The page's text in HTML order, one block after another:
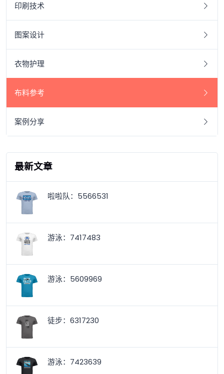
印刷技术
图案设计
衣物护理
布料参考
案例分享
最新文章
啦啦队：5566531
游泳：7417483
游泳：5609969
徒步：6317230
游泳：7423639